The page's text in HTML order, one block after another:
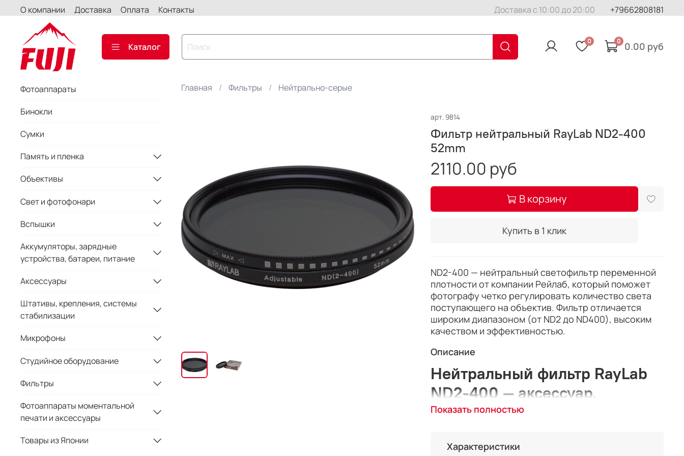
О компании Доставка Оплата Контакты Доставка с 10:00 до 20:00 +79662808181
Каталог
0 0 0.00 руб
Главная Фильтры Нейтрально-серые
арт. 9814
Фильтр нейтральный RayLab ND2-400
52mm
2110.00 руб
В корзину
Купить в 1 клик
ND2-400 — нейтральный светофильтр переменной
плотности от компании Рейлаб, который поможет
фотографу четко регулировать количество света
поступающего на объектив. Фильтр отличается
широким диапазоном (от ND2 до ND400), высоким
качеством и эффективностью.
Описание
Нейтральный фильтр RayLab
ND2-400 — аксессуар,
необходимый каждому
плотности от компании Рейлаб, который поможет
Показать полностью
Характеристики
Фотоаппараты
Бинокли
Сумки
Память и пленка
Объективы
Свет и фотофонари
Вспышки
Аккумуляторы, зарядные
устройства, батареи, питание
Аксессуары
Штативы, крепления, системы
стабилизации
Микрофоны
Студийное оборудование
Фильтры
Фотоаппараты моментальной
печати и аксессуары
Товары из Японии